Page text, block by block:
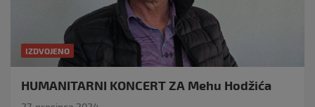
IZDVOJENO
HUMANITARNI KONCERT ZA Mehu Hodžića